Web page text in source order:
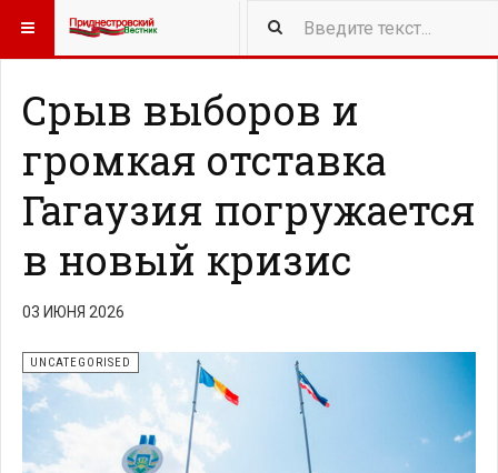
415 NEW ARTICLES
Срыв выборов и
громкая отставка
Гагаузия погружается
в новый кризис
03 ИЮНЯ 2026
UNCATEGORISED